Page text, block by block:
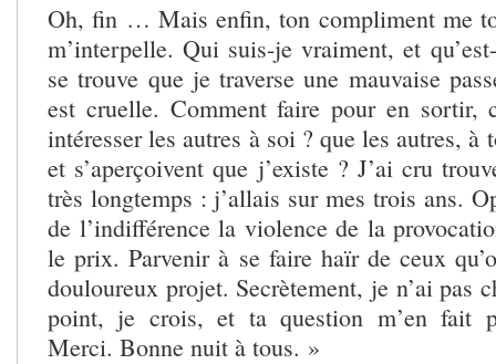
Oh, fin … Mais enfin, ton compliment me
m’interpelle. Qui suis-je vraiment, et
se trouve que je traverse une mauvaise
est cruelle. Comment faire pour en sortir,
intéresser les autres à soi ? que les autres, à
et s’aperçoivent que j’existe ? J’ai cru
très longtemps : j’allais sur mes trois ans.
de l’indifférence la violence de la
le prix. Parvenir à se faire haïr de ceux
douloureux projet. Secrètement, je n’ai pas
point, je crois, et ta question m’en fait
Merci. Bonne nuit à tous. »